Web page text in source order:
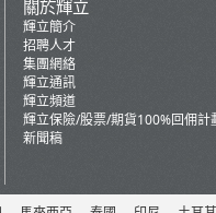
關於輝立
輝立簡介
招聘人才
集團網絡
輝立通訊
輝立頻道
輝立保險/股票/期貨100%回佣計
新聞稿